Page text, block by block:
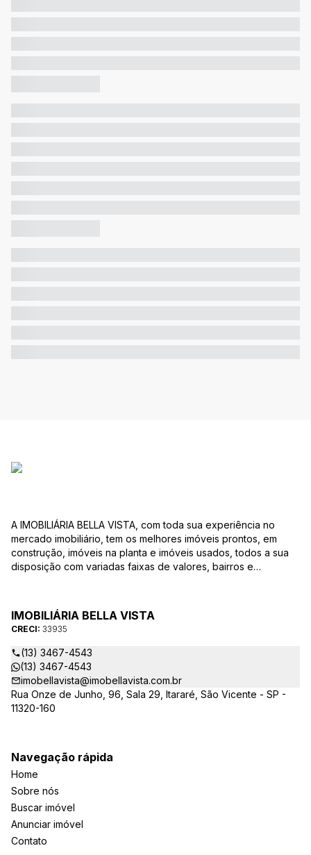
A IMOBILIÁRIA BELLA VISTA, com toda sua experiência no
mercado imobiliário, tem os melhores imóveis prontos, em
construção, imóveis na planta e imóveis usados, todos a sua
disposição com variadas faixas de valores, bairros e
ao CRECI-EE – estarão sempre prontos para responder-lhe
todas as suas dúvidas sobre casas, apartamentos, terrenos,
salas comerciais e outros produtos imobiliários.
IMOBILIÁRIA BELLA VISTA
CRECI: 33935
(13) 3467-4543
(13) 3467-4543
imobellavista@imobellavista.com.br
Rua Onze de Junho, 96, Sala 29, Itararé, São Vicente - SP -
11320-160
Navegação rápida
Home
Sobre nós
Buscar imóvel
Anunciar imóvel
Contato